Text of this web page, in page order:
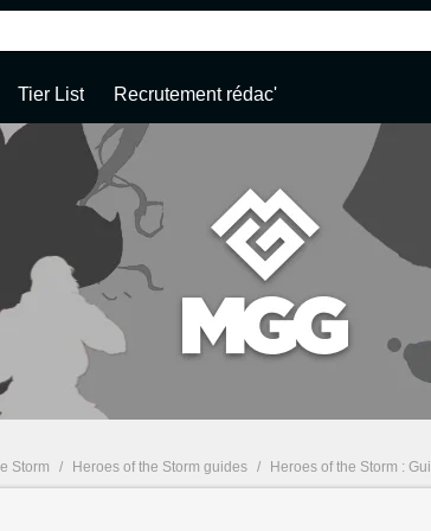
Tier List Recrutement rédac'
Storm / Heroes of the Storm guides / Heroes of the Storm : Guides - page 12